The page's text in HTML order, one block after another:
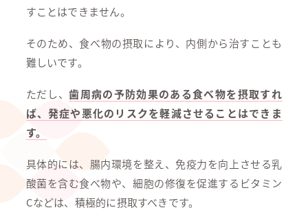
すことはできません。
そのため、食べ物の摂取により、内側から治すことも
難しいです。
ただし、歯周病の予防効果のある食べ物を摂取すれ
ば、発症や悪化のリスクを軽減させることはできま
す。
具体的には、腸内環境を整え、免疫力を向上させる乳
酸菌を含む食べ物や、細胞の修復を促進するビタミン
Cなどは、積極的に摂取すべきです。